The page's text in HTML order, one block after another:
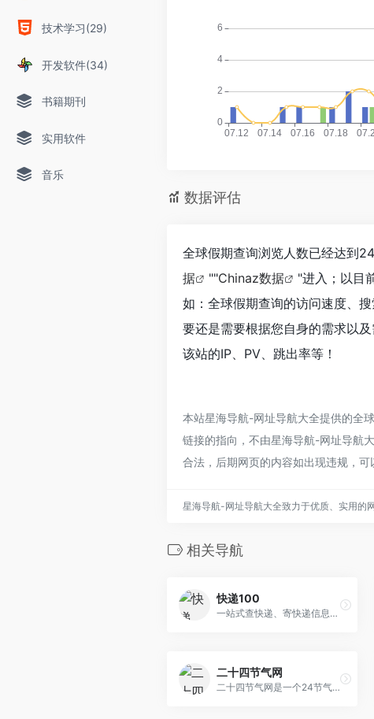
技术学习(29)
开发软件(34)
书籍期刊
实用软件
音乐
数据评估
全球假期查询浏览人数已经达到
据
""Chinaz数据
"进入；以目
如：全球假期查询的访问速度、
要还是需要根据您自身的需求以
该站的IP、PV、跳出率等！
本站星海导航-网址导航大全提供的全
链接的指向，不由星海导航-网址导航
合法，后期网页的内容如出现违规，
星海导航-网址导航大全致力于优质、实用的
相关导航
快递100
一站式查快递、寄快递信息服务平台。支持全球1200+快递公司单号查询、价格查询、时效查询；支持商家寄件、寄快递，国际快递、同城快递、大件物流；提供企业级快递查询API接口、电子面单API接口、寄件API接口
二十四节气网
二十四节气网是一个24节气查询和科普的网站